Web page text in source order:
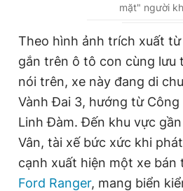
Giấy phép xuất bản số 110/GP -
chép dưới mọi hình thức nếu không
bản. Phát triển bởi ePi Technologies,
e
n
i
m
n
mặt" người
Theo hình ảnh trích xuất từ
gắn trên ô tô con cùng lưu
nói trên, xe này đang di
Vành Đai 3, hướng từ Công
Linh Đàm. Đến khu vực
Vân, tài xế bức xức khi
cạnh xuất hiện một xe bán
Ford Ranger, mang biển